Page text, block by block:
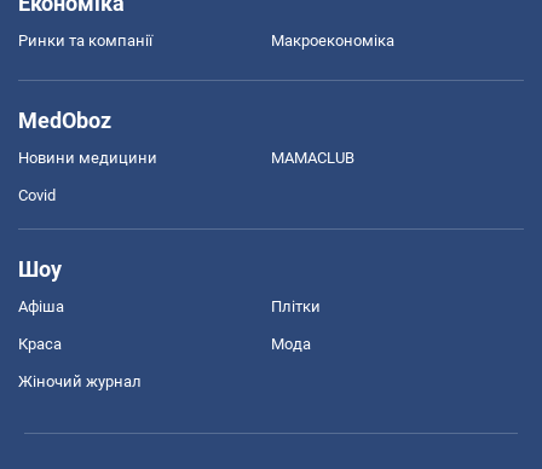
Ринки та компанії Макроекономіка
MedOboz
Новини медицини MAMACLUB
Covid
Шоу
Афіша Плітки
Краса Мода
Жіночий журнал